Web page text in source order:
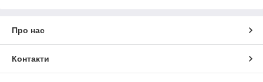
Про нас
Контакти